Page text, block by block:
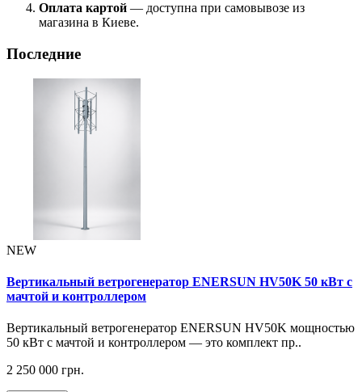
Оплата картой — доступна при самовывозе из
магазина в Киеве.
Последние
NEW
Вертикальный ветрогенератор ENERSUN HV50K 50 кВт с
мачтой и контроллером
Вертикальный ветрогенератор ENERSUN HV50K мощностью
50 кВт с мачтой и контроллером — это комплект пр..
2 250 000 грн.